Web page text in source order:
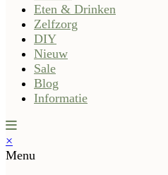
Eten & Drinken
Zelfzorg
DIY
Nieuw
Sale
Blog
Informatie
×
Menu